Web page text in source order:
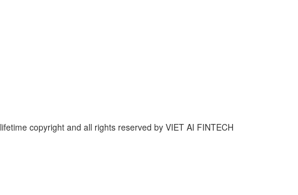
lifetime copyright and all rights reserved by VIET AI FINTECH